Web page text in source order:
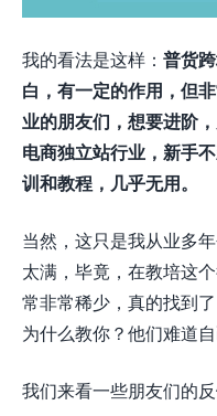
我的看法是这样： 普货
白，有一定的作用，但
业的朋友们，想要进阶
电商独立站行业，新手
训和教程，几乎无用。
当然，这只是我从业多
太满，毕竟，在教培这
常非常稀少，真的找到
为什么教你？他们难道
我们来看一些朋友们的反